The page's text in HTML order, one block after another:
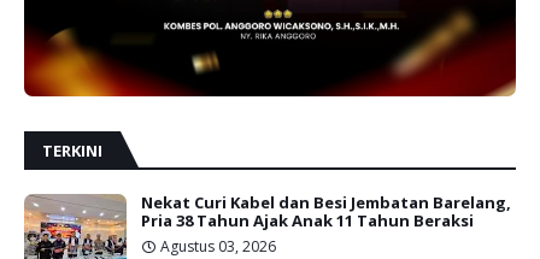
TERKINI
Nekat Curi Kabel dan Besi Jembatan Barelang,
Pria 38 Tahun Ajak Anak 11 Tahun Beraksi
Agustus 03, 2026